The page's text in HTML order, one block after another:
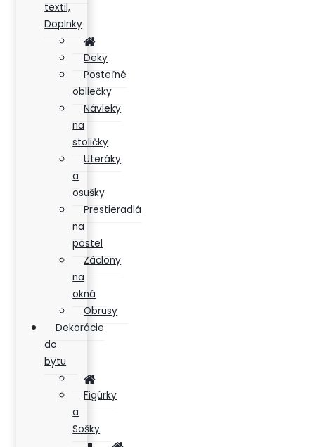
textil,
Doplnky
Deky
Posteľné
obliečky
Návleky
na
stoličky
Uteráky
a
osušky
Prestieradlá
na
postel
Záclony
na
okná
Obrusy
Dekorácie
do
bytu
Figúrky
a
Sošky